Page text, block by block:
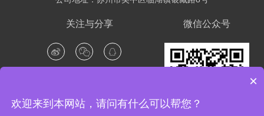
关注与分享 微信公众号
×
欢迎来到本网站，请问有什么可以帮您？